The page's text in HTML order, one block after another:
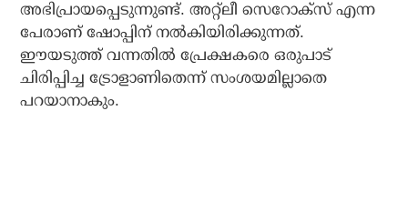
അഭിപ്രായപ്പെടുന്നുണ്ട്. അറ്റ്‌ലീ സെറോക്‌സ് എന്ന
പേരാണ് ഷോപ്പിന് നല്‍കിയിരിക്കുന്നത്.
ഈയടുത്ത് വന്നതില്‍ പ്രേക്ഷകരെ ഒരുപാട്
ചിരിപ്പിച്ച ട്രോളാണിതെന്ന് സംശയമില്ലാതെ
പറയാനാകും.